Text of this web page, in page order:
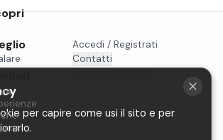
Accedi / Registrati
Contatti
per capire come usi il sito e per